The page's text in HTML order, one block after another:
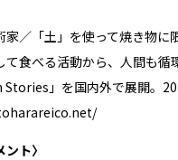
家／「土」を使って焼き物
て食べる活動から、人間も
」を国内外で展開。
ント〉